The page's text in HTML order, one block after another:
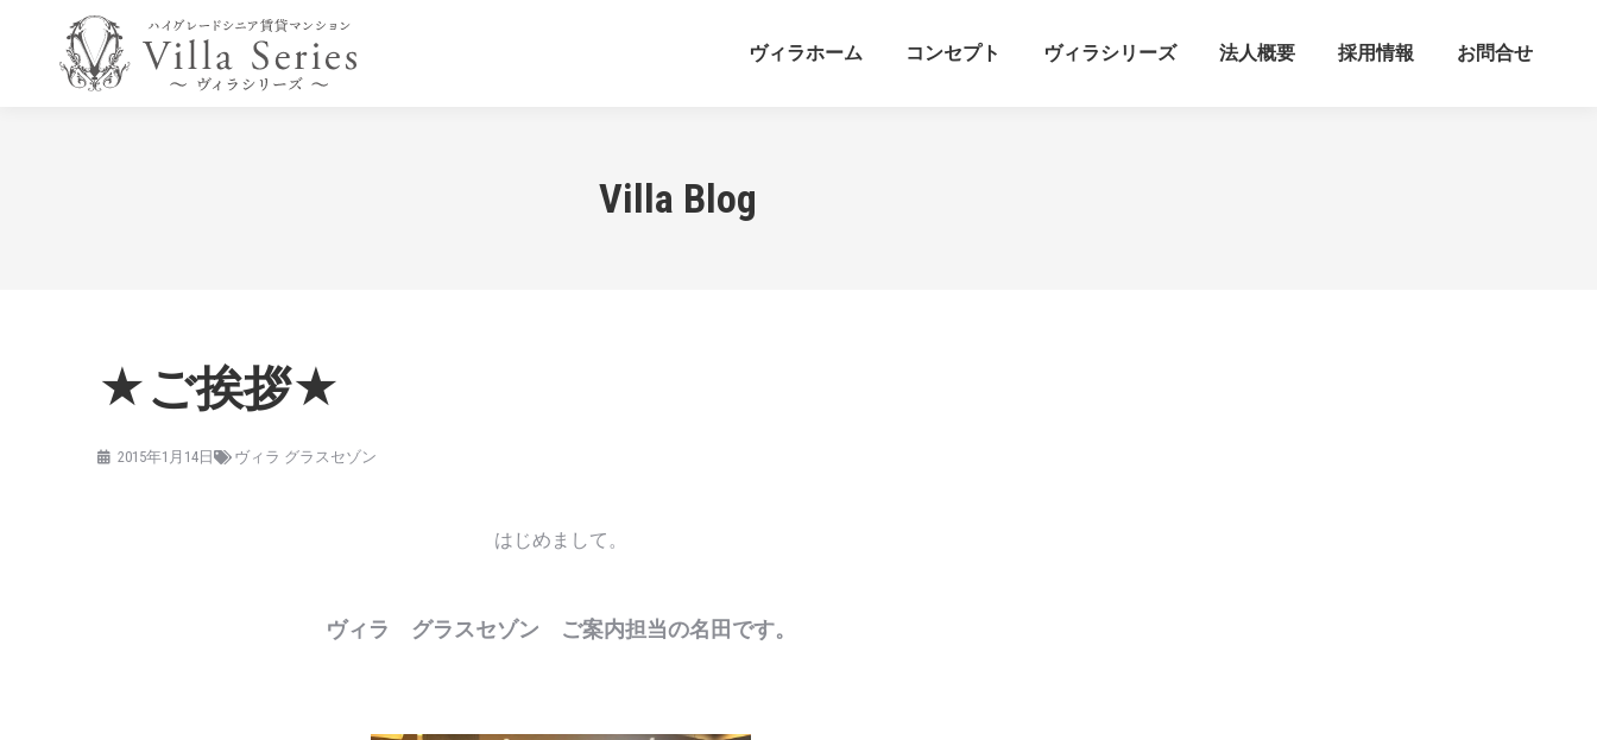
ヴィラホーム コンセプト ヴィラシリーズ 法人概要 採用情報 お問合せ
Villa Blog
★ご挨拶★
2015年1月14日 ヴィラ グラスセゾン
はじめまして。
ヴィラ グラスセゾン ご案内担当の名田です。